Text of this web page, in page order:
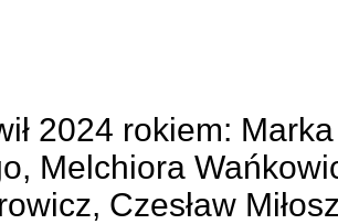
2024 rokiem:
Melchiora
Czesław